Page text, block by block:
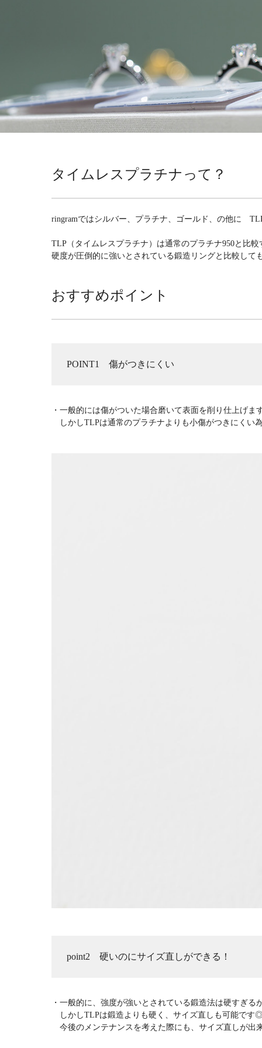
タイムレスプラチナって？
ringramではシルバー、プラチナ、ゴールド、の他に
TLP（タイムレスプラチナ）は通常のプラチナ950と比
硬度が圧倒的に強いとされている鍛造リングと比較して
おすすめポイント
POINT1 傷がつきにくい
・一般的には傷がついた場合磨いて表面を削り仕上げ
しかしTLPは通常のプラチナよりも小傷がつきにくい
point2 硬いのにサイズ直しができる！
・一般的に、強度が強いとされている鍛造法は硬すぎ
しかしTLPは鍛造よりも硬く、サイズ直しも可能です
今後のメンテナンスを考えた際にも、サイズ直しが出